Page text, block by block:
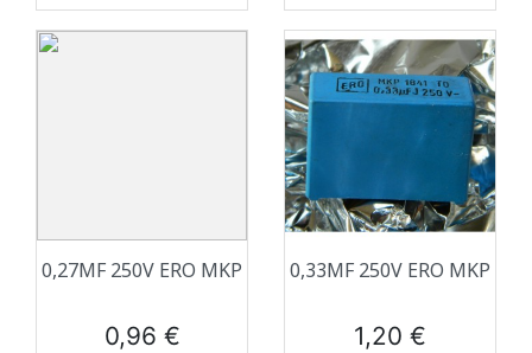
0,27ΜF 250V ERO MKP
Prix
0,96 €
0,33ΜF 250V ERO MKP
Prix
1,20 €